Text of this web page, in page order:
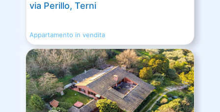
via Perillo, Terni
Appartamento in vendita